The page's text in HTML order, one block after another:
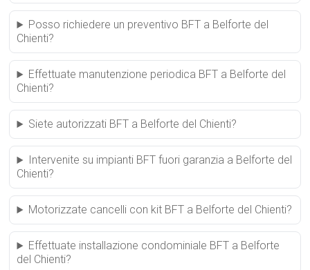
Posso richiedere un preventivo BFT a Belforte del
Chienti?
Effettuate manutenzione periodica BFT a Belforte del
Chienti?
Siete autorizzati BFT a Belforte del Chienti?
Intervenite su impianti BFT fuori garanzia a Belforte del
Chienti?
Motorizzate cancelli con kit BFT a Belforte del Chienti?
Effettuate installazione condominiale BFT a Belforte
del Chienti?